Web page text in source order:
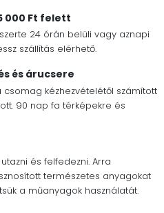
000 Ft felett
24 órán belüli vagy aznapi
szállítás elérhető.
és árucsere
kézhezvételétől számított
90 nap fa térképekre és
és felfedezni. Arra
természetes anyagokat
a műanyagok használatát.